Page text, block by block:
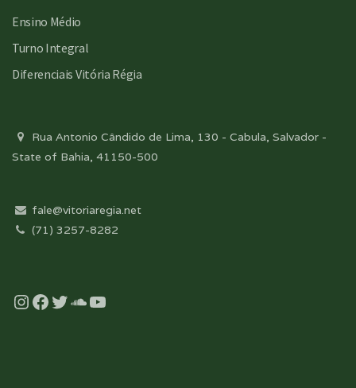
Ensino Médio
Turno Integral
Diferenciais Vitória Régia
Rua Antonio Cândido de Lima, 130 - Cabula, Salvador -
State of Bahia, 41150-500
fale@vitoriaregia.net
(71) 3257-8282
Instagram
Facebook
Twitter
Soundcloud
YouTube